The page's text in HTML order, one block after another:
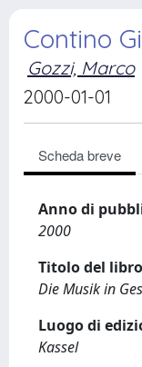
Contino
Gozzi, Marco
2000-01-01
Scheda breve
Anno di
2000
Titolo del
Die Musik in
Luogo di
Kassel